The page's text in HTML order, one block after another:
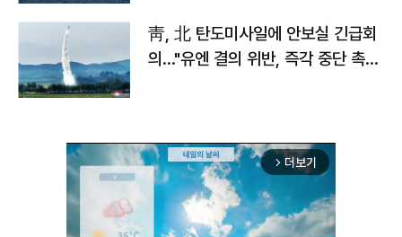
靑, 北 탄도미사일에 안보실 긴급회
의…"유엔 결의 위반, 즉각 중단 촉
arrow_forward_ios 더보기